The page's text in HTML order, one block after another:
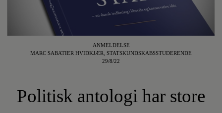
ANMELDELSE
MARC SABATIER HVIDKJÆR, STATSKUNDSKABSSTUDERENDE
29/8/22
Politisk antologi har store